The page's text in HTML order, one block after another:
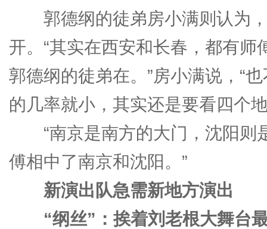
郭德纲的徒弟房小满则认为，
开。“其实在西安和长春，都有
郭德纲的徒弟在。”房小满说，“
的几率就小，其实还是要看四个
“南京是南方的大门，沈阳则
傅相中了南京和沈阳。”
新演出队急需新地方演出
“纲丝”：挨着刘老根大舞台